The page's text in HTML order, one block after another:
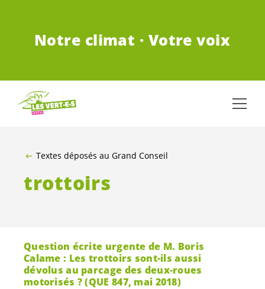
Notre climat · Votre voix
Textes déposés au Grand Conseil
trottoirs
Question écrite urgente de M. Boris
Calame : Les trottoirs sont-ils aussi
dévolus au parcage des deux-roues
motorisés ? (QUE 847, mai 2018)